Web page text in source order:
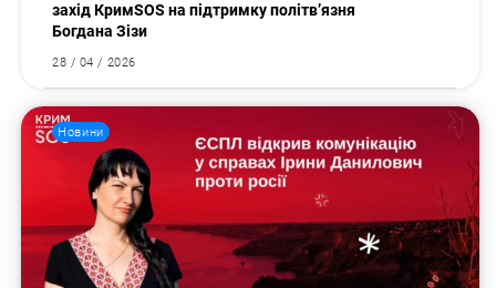
захід КримSOS на підтримку політв’язня
Богдана Зізи
28 / 04 / 2026
Новини